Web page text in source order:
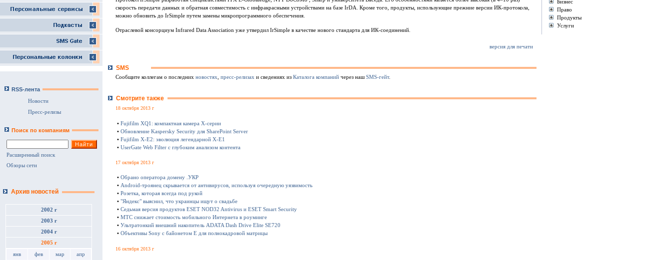
RSS-лента
Новости
Пресс-релизы
Поиск по компаниям
Расширенный поиск
Обзоры сети
Архив новостей
2002 г
2003 г
2004 г
2005 г
янв фев мар апр
скорость передачи данных и обратная совместимость с инфракрасными устройствами на базе IrDA. Кроме того, продукты, использующие прежние версии ИК-протокола,
можно обновить до IrSimple путем замены микропрограммного обеспечения.
Отраслевой консорциум Infrared Data Association уже утвердил IrSimple в качестве нового стандарта для ИК-соединений.
версия для печати
SMS
Сообщите коллегам о последних новостях пресс-релизах и сведениях из Каталога компаний через наш SMS-гейт.
Смотрите также
18 октября 2013 г
• Fujifilm XQ1: компактная камера Х-серии
• Обновление Kaspersky Security для SharePoint Server
• Fujifilm X-E2: эволюция легендарной X-E1
• UserGate Web Filter с глубоким анализом контента
17 октября 2013 г
• Обрано оператора домену .УКР
• Android-троянец скрывается от антивирусов, используя очередную уязвимость
• Розетка, которая всегда под рукой
• "Яндекс" выяснил, что украинцы ищут о свадьбе
• Седьмая версия продуктов ESET NOD32 Antivirus и ESET Smart Security
• МТС снижает стоимость мобильного Интернета в роуминге
• Ультратонкий внешний накопитель ADATA Dash Drive Elite SE720
• Объективы Sony с байонетом E для полнокадровой матрицы
16 октября 2013 г
Бизнес
Право
Продукты
Услуги